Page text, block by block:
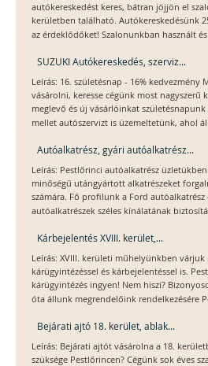
autókereskedést keres, bátran jöjjön el
kerületben található. Autókereskedésünk
az érdeklődőket! Szalonunkban használt
SUZUKI Autókereskedés, szerviz...
Leírás: 16. születésnap - 16% kedvezmény
vásárolni, keresse cégünk most nagyszerű
meglevő és új vásárlóinkat
mellet autószervizt is üzemeltetünk, ahol
Autóalkatrész, gyári autóalkatrész...
Leírás: Pestlőrinci autóalkatrész
minőségű utángyártott alkatrészeket
számára. Fő profilunk a Ford autóalkatrész
autóalkatrészek széles kínálatának
Kárbejelentés XVIII. kerület,...
Leírás: XVIII. kerületi műhelyünkben
kárügyintézéssel és kárbejelentéssel is.
kárügyintézés ingyen! Nem hiszi?
óta állunk megrendelőink rendelkezésére
Bejárati ajtó 18. kerület, ablak...
Leírás: Bejárati ajtót vásárolna a 18.
szüksége Pestlőrincen? Cégünk sok éves